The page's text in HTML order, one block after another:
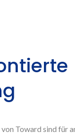
Toward sind für